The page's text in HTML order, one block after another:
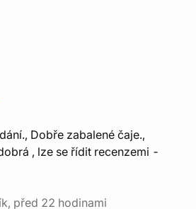
Dobře zabalené čaje.,
, lze se řídit recenzemi -
před 22 hodinami